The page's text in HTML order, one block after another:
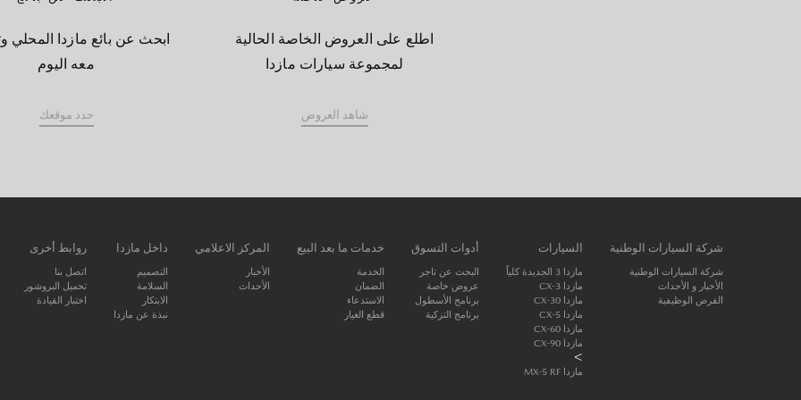
اطلع على العروض الخاصة الحالية
لمجموعة سيارات مازدا
شاهد العروض
ابحث عن بائع مازدا المحلي
معه اليوم
حدد موقعك
شركة السيارات الوطنية
شركة السيارات الوطنية
الأخبار و الأحداث
الفرص الوظيفية
السيارات
مازدا 3 الجديدة كلياً
مازدا CX-3
مازدا CX-30
مازدا CX-5
مازدا CX-60
مازدا CX-90
>
مازدا MX-5 RF
أدوات التسوق
البحث عن تاجر
عروض خاصة
برنامج الأسطول
برنامج التزكية
خدمات ما بعد البيع
الخدمة
الضمان
الاستدعاء
قطع الغيار
المركز الاعلامي
الأخبار
الأحداث
داخل مازدا
التصميم
السلامة
الابتكار
نبذة عن مازدا
روابط أخرى
اتصل بنا
تحميل البروشور
اختبار القيادة